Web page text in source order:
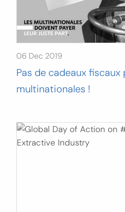
06 Dec 2019
Pas de cadeaux fiscaux
multinationales !